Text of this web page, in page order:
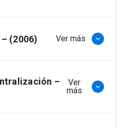
(2006) Ver más keyboard_arrow_down
–
Ver
más
keyboard_arrow_down